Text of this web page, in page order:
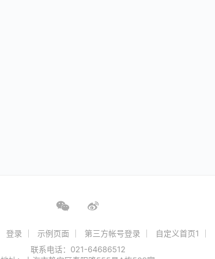
登录 示例页面 第三方帐号登录 自定义首页1
联系电话：021-64686512